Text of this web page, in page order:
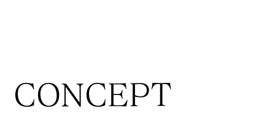
CONCEPT